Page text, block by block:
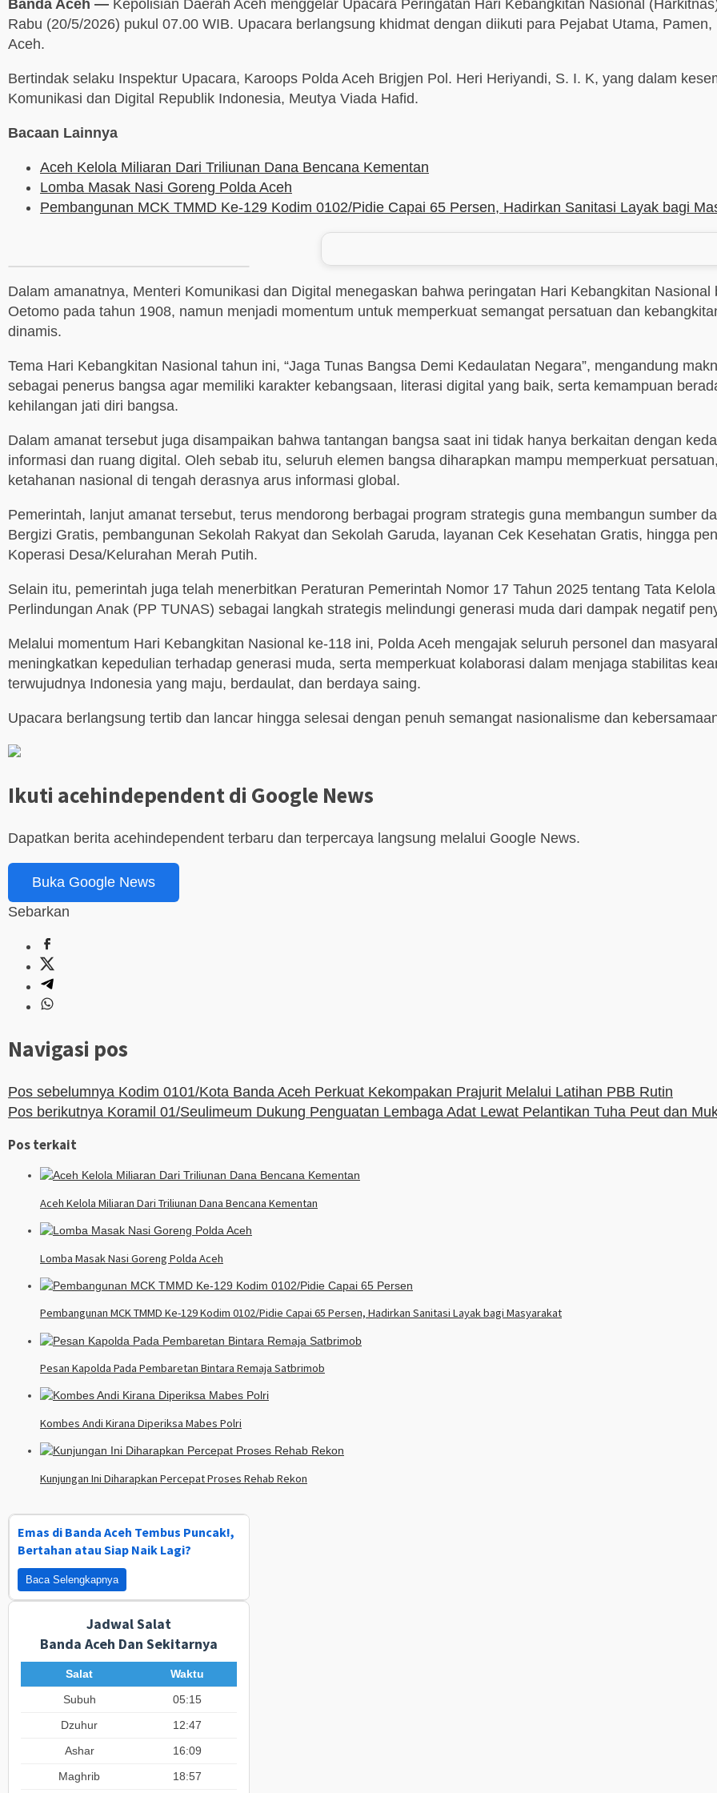
Banda Aceh — Kepolisian Daerah Aceh menggelar Upacara Peringatan Hari Kebangkitan Nasional
Rabu (20/5/2026) pukul 07.00 WIB. Upacara berlangsung khidmat dengan diikuti para Pejabat Utama,
Aceh.
Bertindak selaku Inspektur Upacara, Karoops Polda Aceh Brigjen Pol. Heri Heriyandi, S. I. K, yang dalam
Komunikasi dan Digital Republik Indonesia, Meutya Viada Hafid.
Bacaan Lainnya
Aceh Kelola Miliaran Dari Triliunan Dana Bencana Kementan
Lomba Masak Nasi Goreng Polda Aceh
Pembangunan MCK TMMD Ke-129 Kodim 0102/Pidie Capai 65 Persen, Hadirkan Sanitasi Layak bagi
Dalam amanatnya, Menteri Komunikasi dan Digital menegaskan bahwa peringatan Hari Kebangkitan
Oetomo pada tahun 1908, namun menjadi momentum untuk memperkuat semangat persatuan dan
dinamis.
Tema Hari Kebangkitan Nasional tahun ini, “Jaga Tunas Bangsa Demi Kedaulatan Negara”, mengandung
sebagai penerus bangsa agar memiliki karakter kebangsaan, literasi digital yang baik, serta kemampuan
kehilangan jati diri bangsa.
Dalam amanat tersebut juga disampaikan bahwa tantangan bangsa saat ini tidak hanya berkaitan dengan
informasi dan ruang digital. Oleh sebab itu, seluruh elemen bangsa diharapkan mampu memperkuat
ketahanan nasional di tengah derasnya arus informasi global.
Pemerintah, lanjut amanat tersebut, terus mendorong berbagai program strategis guna membangun sumber
Bergizi Gratis, pembangunan Sekolah Rakyat dan Sekolah Garuda, layanan Cek Kesehatan Gratis, hingga
Koperasi Desa/Kelurahan Merah Putih.
Selain itu, pemerintah juga telah menerbitkan Peraturan Pemerintah Nomor 17 Tahun 2025 tentang Tata
Perlindungan Anak (PP TUNAS) sebagai langkah strategis melindungi generasi muda dari dampak negatif
Melalui momentum Hari Kebangkitan Nasional ke-118 ini, Polda Aceh mengajak seluruh personel dan
meningkatkan kepedulian terhadap generasi muda, serta memperkuat kolaborasi dalam menjaga stabilitas
terwujudnya Indonesia yang maju, berdaulat, dan berdaya saing.
Upacara berlangsung tertib dan lancar hingga selesai dengan penuh semangat nasionalisme dan
Ikuti acehindependent di Google News
Dapatkan berita acehindependent terbaru dan terpercaya langsung melalui Google News.
Buka Google News
Sebarkan
Navigasi pos
Pos sebelumnya Kodim 0101/Kota Banda Aceh Perkuat Kekompakan Prajurit Melalui Latihan PBB Rutin
Pos berikutnya Koramil 01/Seulimeum Dukung Penguatan Lembaga Adat Lewat Pelantikan Tuha Peut dan
Pos terkait
Aceh Kelola Miliaran Dari Triliunan Dana Bencana Kementan
Lomba Masak Nasi Goreng Polda Aceh
Pembangunan MCK TMMD Ke-129 Kodim 0102/Pidie Capai 65 Persen, Hadirkan Sanitasi Layak bagi Masyarakat
Pesan Kapolda Pada Pembaretan Bintara Remaja Satbrimob
Kombes Andi Kirana Diperiksa Mabes Polri
Kunjungan Ini Diharapkan Percepat Proses Rehab Rekon
Emas di Banda Aceh Tembus Puncak!,
Bertahan atau Siap Naik Lagi?
Baca Selengkapnya
Jadwal Salat
Banda Aceh Dan Sekitarnya
Salat
Waktu
Subuh
05:15
Dzuhur
12:47
Ashar
16:09
Maghrib
18:57